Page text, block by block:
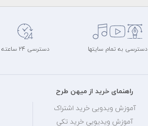
دسترسی به تمام سایتها دسترسی 24 ساعته
راهنمای خرید از میهن طرح
آموزش ویدویی خرید اشتراک
آموزش ویدیویی خرید تکی